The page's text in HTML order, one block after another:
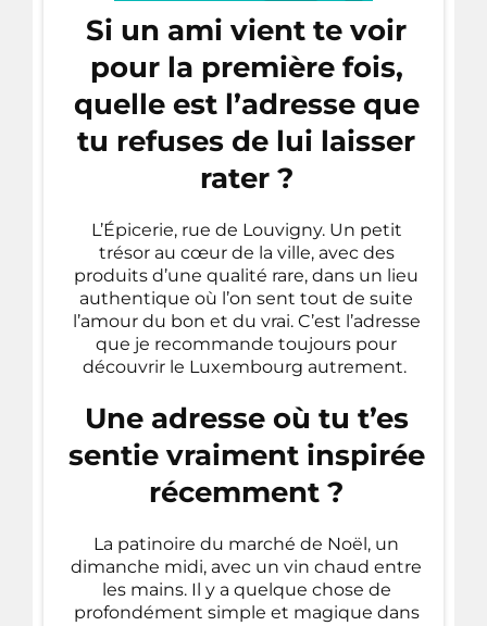
Si un ami vient te voir
pour la première fois,
quelle est l’adresse que
tu refuses de lui laisser
rater ?
L’Épicerie, rue de Louvigny. Un petit
trésor au cœur de la ville, avec des
produits d’une qualité rare, dans un lieu
authentique où l’on sent tout de suite
l’amour du bon et du vrai. C’est l’adresse
que je recommande toujours pour
découvrir le Luxembourg autrement.
Une adresse où tu t’es
sentie vraiment inspirée
récemment ?
La patinoire du marché de Noël, un
dimanche midi, avec un vin chaud entre
les mains. Il y a quelque chose de
profondément simple et magique dans